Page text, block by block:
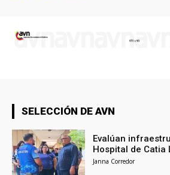
SELECCIÓN DE AVN
Evalúan
Hospital de Catia
Janna Corredor